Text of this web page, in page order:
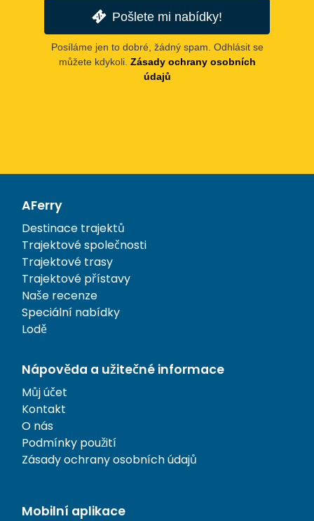
Pošlete mi nabídky!
Posíláme jen to dobré, žádný spam. Odhlásit se
můžete kdykoli. Zásady ochrany osobních
údajů
AFerry
Destinace trajektů
Trajektové společnosti
Trajektové trasy
Trajektové přístavy
Naše recenze
Speciální nabídky
Lodě
Nápověda a užitečné informace
Můj účet
Kontakt
O nás
Podmínky použití
Zásady ochrany osobních údajů
Mobilní aplikace